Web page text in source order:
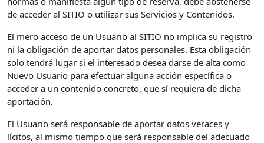
de acceder al SITIO o utilizar sus Servicios y Contenidos.
El mero acceso de un Usuario al SITIO no implica su registro
ni la obligación de aportar datos personales. Esta obligación
solo tendrá lugar si el interesado desea darse de alta como
Nuevo Usuario para efectuar alguna acción específica o
acceder a un contenido concreto, que sí requiera de dicha
aportación.
El Usuario será responsable de aportar datos veraces y
lícitos, al mismo tiempo que será responsable del adecuado